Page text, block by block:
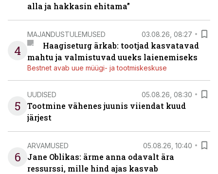
alla ja hakkasin ehitama”
4
MAJANDUSTULEMUSED 03.08.26, 08:27
Haagiseturg ärkab: tootjad kasvatavad
mahtu ja valmistuvad uueks laienemiseks
Bestnet avab uue müügi- ja tootmiskeskuse
5
UUDISED 05.08.26, 08:30
Tootmine vähenes juunis viiendat kuud
järjest
6
ARVAMUSED 05.08.26, 10:40
Jane Oblikas: ärme anna odavalt ära
ressurssi, mille hind ajas kasvab